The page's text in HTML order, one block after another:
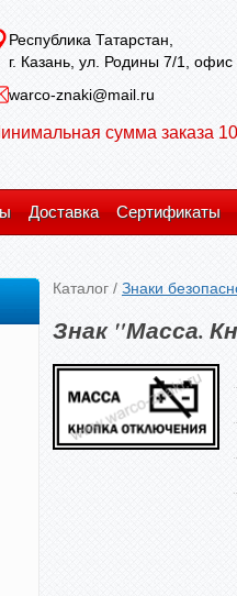
Республика Татарстан,
г. Казань, ул. Родины 7/1, офис
warco-znaki@mail.ru
сумма заказа
Доставка Сертификаты
Каталог / Знаки
Знак "Масса.